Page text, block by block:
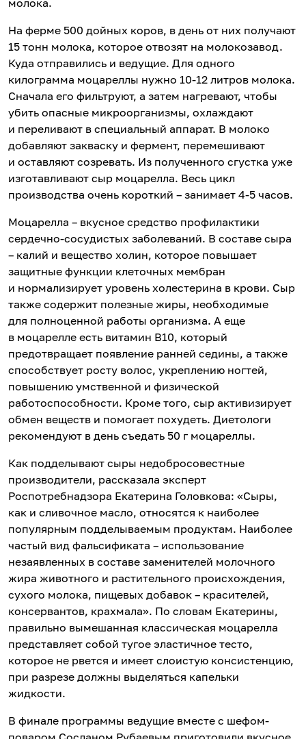
молока.
На ферме 500 дойных коров, в день от них получают
15 тонн молока, которое отвозят на молокозавод.
Куда отправились и ведущие. Для одного
килограмма моцареллы нужно 10-12 литров молока.
Сначала его фильтруют, а затем нагревают, чтобы
убить опасные микроорганизмы, охлаждают
и переливают в специальный аппарат. В молоко
добавляют закваску и фермент, перемешивают
и оставляют созревать. Из полученного сгустка уже
изготавливают сыр моцарелла. Весь цикл
производства очень короткий – занимает 4-5 часов.
Моцарелла – вкусное средство профилактики
сердечно-сосудистых заболеваний. В составе сыра
– калий и вещество холин, которое повышает
защитные функции клеточных мембран
и нормализирует уровень холестерина в крови. Сыр
также содержит полезные жиры, необходимые
для полноценной работы организма. А еще
в моцарелле есть витамин В10, который
предотвращает появление ранней седины, а также
способствует росту волос, укреплению ногтей,
повышению умственной и физической
работоспособности. Кроме того, сыр активизирует
обмен веществ и помогает похудеть. Диетологи
рекомендуют в день съедать 50 г моцареллы.
Как подделывают сыры недобросовестные
производители, рассказала эксперт
Роспотребнадзора Екатерина Головкова: «Сыры,
как и сливочное масло, относятся к наиболее
популярным подделываемым продуктам. Наиболее
частый вид фальсификата – использование
незаявленных в составе заменителей молочного
жира животного и растительного происхождения,
сухого молока, пищевых добавок – красителей,
консервантов, крахмала». По словам Екатерины,
правильно вымешанная классическая моцарелла
представляет собой тугое эластичное тесто,
которое не рвется и имеет слоистую консистенцию,
при разрезе должны выделяться капельки
жидкости.
В финале программы ведущие вместе с шефом-